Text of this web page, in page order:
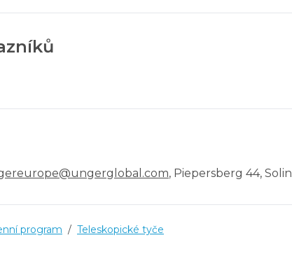
, Piepersberg 44,
program / Teleskopické tyče